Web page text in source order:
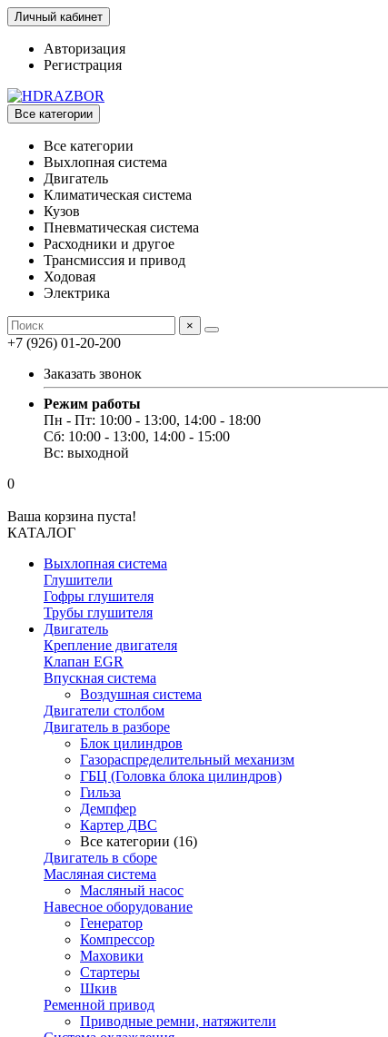
Личный кабинет
Авторизация
Регистрация
Все категории
Все категории
Выхлопная система
Двигатель
Климатическая система
Кузов
Пневматическая система
Расходники и другое
Трансмиссия и привод
Ходовая
Электрика
×
+7 (926) 01-20-200
Заказать звонок
Режим работы
Пн - Пт: 10:00 - 13:00, 14:00 - 18:00
Сб: 10:00 - 13:00, 14:00 - 15:00
Вс: выходной
0
Ваша корзина пуста!
КАТАЛОГ
Выхлопная система
Глушители
Гофры глушителя
Трубы глушителя
Двигатель
Крепление двигателя
Клапан EGR
Впускная система
Воздушная система
Двигатели столбом
Двигатель в разборе
Блок цилиндров
Газораспределительный механизм
ГБЦ (Головка блока цилиндров)
Гильза
Демпфер
Картер ДВС
Все категории (16)
Двигатель в сборе
Масляная система
Масляный насос
Навесное оборудование
Генератор
Компрессор
Маховики
Стартеры
Шкив
Ременной привод
Приводные ремни, натяжители